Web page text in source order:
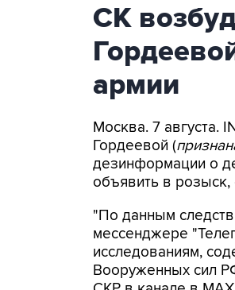
СК
армии
Москва. 7 августа.
Гордеевой (
дезинформации о
объявить в
"По данным
мессенджере
исследованиям,
Вооруженных сил